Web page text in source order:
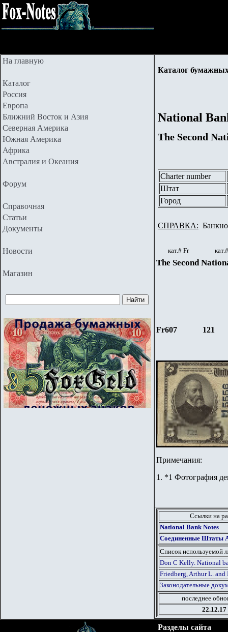
На главную
Каталог
Россия
Европа
Ближний Восток и Азия
Северная Америка
Южная Америка
Африка
Австралия и Океания
Форум
Справочная
Статьи
Документы
Новости
Магазин
Каталог
National
The Second
Charter number
Штат
Город
СПРАВКА:
кат.# Fr
The Second
Fr607 121
Примечания:
1. *1 Фотография
Ссылки на
National Bank Notes
Соединенные Штаты
Список используемой
Don C Kelly. National
Friedberg, Arthur L. and
Законодательные
последнее
22.12.17
Разделы сайта